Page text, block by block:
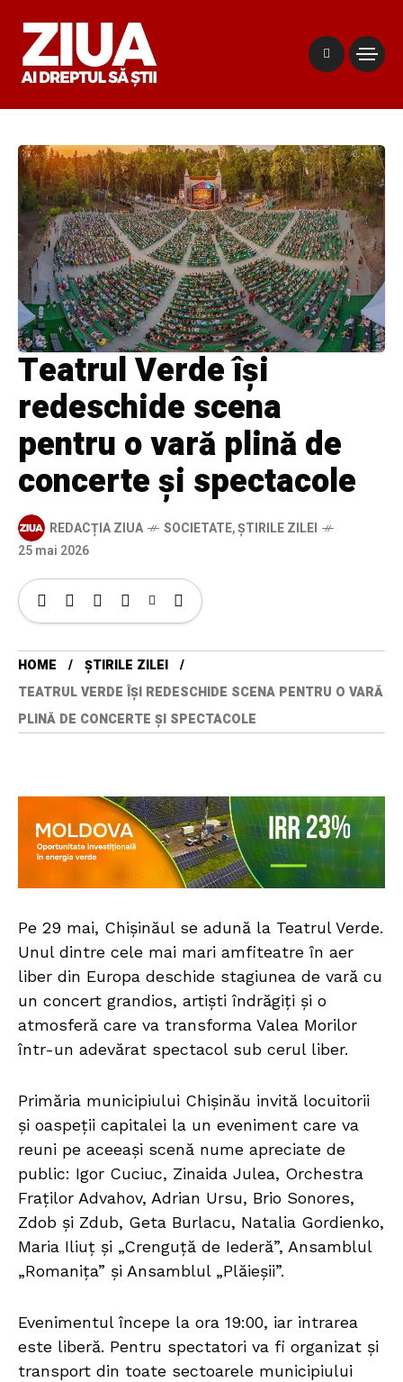
Teatrul Verde își
redeschide scena
pentru o vară plină de
concerte și spectacole
REDACȚIA ZIUA SOCIETATE,ȘTIRILE ZILEI
25 mai 2026
HOME
ȘTIRILE ZILEI
TEATRUL VERDE ÎȘI REDESCHIDE SCENA PENTRU O VARĂ
PLINĂ DE CONCERTE ȘI SPECTACOLE
Pe 29 mai, Chișinăul se adună la Teatrul Verde.
Unul dintre cele mai mari amfiteatre în aer
liber din Europa deschide stagiunea de vară cu
un concert grandios, artiști îndrăgiți și o
atmosferă care va transforma Valea Morilor
într-un adevărat spectacol sub cerul liber.
Primăria municipiului Chișinău invită locuitorii
și oaspeții capitalei la un eveniment care va
reuni pe aceeași scenă nume apreciate de
public: Igor Cuciuc, Zinaida Julea, Orchestra
Fraților Advahov, Adrian Ursu, Brio Sonores,
Zdob și Zdub, Geta Burlacu, Natalia Gordienko,
Maria Iliuț și „Crenguță de Iederă”, Ansamblul
„Romanița” și Ansamblul „Plăieșii”.
Evenimentul începe la ora 19:00, iar intrarea
este liberă. Pentru spectatori va fi organizat și
transport din toate sectoarele municipiului